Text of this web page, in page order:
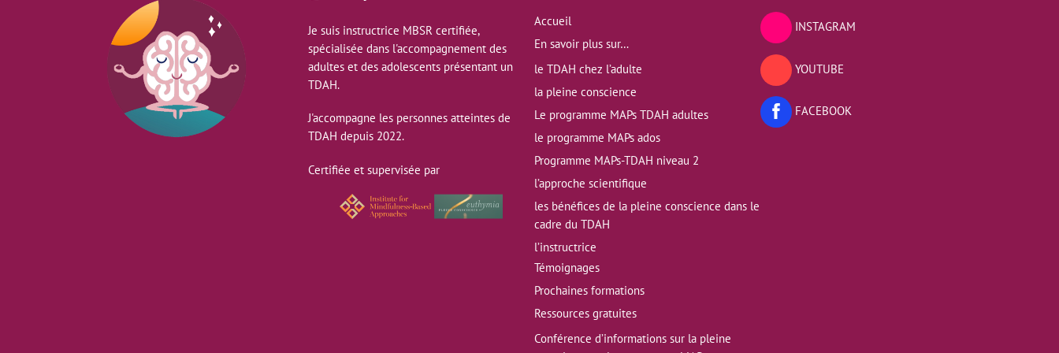
Top
Je suis instructrice MBSR certifiée,
spécialisée dans l'accompagnement des
adultes et des adolescents présentant un
TDAH.
J'accompagne les personnes atteintes de
TDAH depuis 2022.
Certifiée et supervisée par
Accueil
En savoir plus sur…
le TDAH chez l’adulte
la pleine conscience
Le programme MAPs TDAH adultes
le programme MAPs ados
Programme MAPs-TDAH niveau 2
l’approche scientifique
les bénéfices de la pleine conscience dans le
cadre du TDAH
l’instructrice
Témoignages
Prochaines formations
Ressources gratuites
Conférence d’informations sur la pleine
INSTAGRAM
YOUTUBE
FACEBOOK